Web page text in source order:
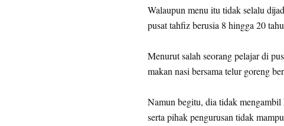
Walaupun menu itu tidak selalu
pusat tahfiz berusia 8 hingga 20
Menurut salah seorang pelajar di
makan nasi bersama telur goreng
Namun begitu, dia tidak
serta pihak pengurusan tidak